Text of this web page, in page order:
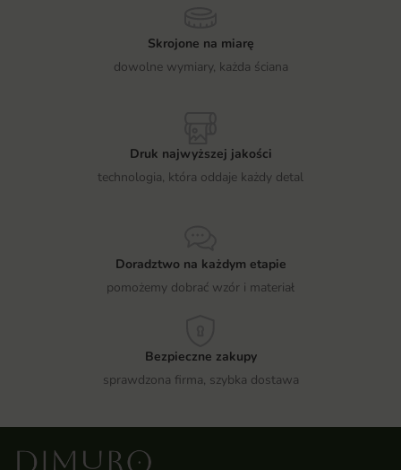
Skrojone na miarę
dowolne wymiary, każda ściana
Druk najwyższej jakości
technologia, która oddaje każdy detal
Doradztwo na każdym etapie
pomożemy dobrać wzór i materiał
Bezpieczne zakupy
sprawdzona firma, szybka dostawa